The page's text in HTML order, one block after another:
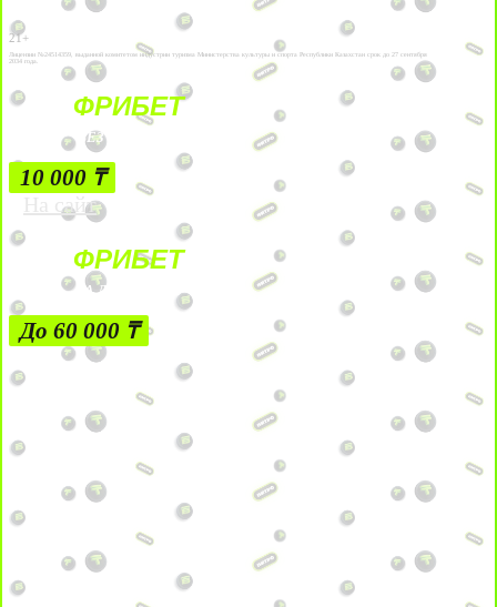
21+
Лицензии №24514359, выданной комитетом индустрии туризма Министерства культуры и спорта Республики Казахстан срок до 27 сентября
2034 года.
ФРИБЕТ
БЕЗ УСЛОВИЙ
10 000 ₸
На сайт
ФРИБЕТ
ЗА ДЕПОЗИТЫ
До 60 000 ₸